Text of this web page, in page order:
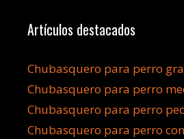
Artículos destacados
Chubasquero para perro
Chubasquero para perro
Chubasquero para perro
Chubasquero para perro